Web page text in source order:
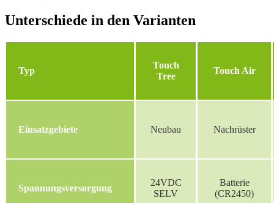
Unterschiede in den Varianten
Typ
Touch
Tree
Touch Air
Einsatzgebiete Neubau Nachrüster
Spannungsversorgung
24VDC
SELV
Batterie
(CR2450)